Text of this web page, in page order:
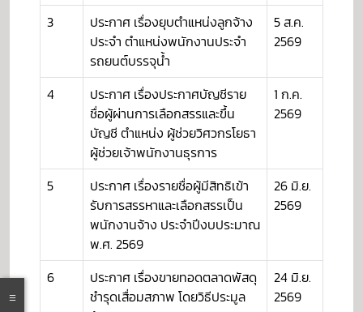
3
ประกาศ เรื่องยุบตำแหน่งลูกจ้าง
ประจำ ตำแหน่งพนักงานประจำ
รถยนต์บรรจุน้ำ
5 ส.ค.
2569
4
ประกาศ เรื่องประกาศบัญชีราย
ชื่อผู้ผ่านการเลือกสรรและขึ้น
บัญชี ตำแหน่ง ผู้ช่วยวิศวกรโยธา
ผู้ช่วยเจ้าพนักงานธุรการ
1 ก.ค.
2569
5
ประกาศ เรื่องรายชื่อผู้มีสิทธิเข้า
รับการสรรหาและเลือกสรรเป็น
พนักงานจ้าง ประจำปีงบประมาณ
พ.ศ. 2569
26 มิ.ย.
2569
6
ประกาศ เรื่องขายทอดตลาดพัสดุ
ชำรุดเสื่อมสภาพ โดยวิธีประมูล
24 มิ.ย.
2569